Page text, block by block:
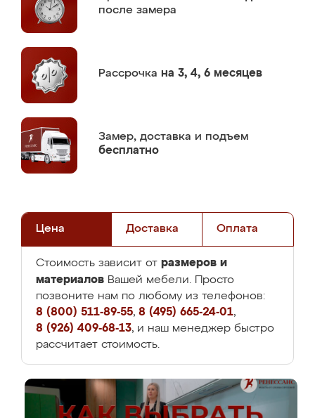
после замера
Рассрочка на 3, 4, 6 месяцев
Замер, доставка и подъем
бесплатно
Цена Доставка Оплата
Стоимость зависит от размеров и
материалов Вашей мебели. Просто
позвоните нам по любому из телефонов:
8 (800) 511-89-55, 8 (495) 665-24-01,
8 (926) 409-68-13, и наш менеджер быстро
рассчитает стоимость.